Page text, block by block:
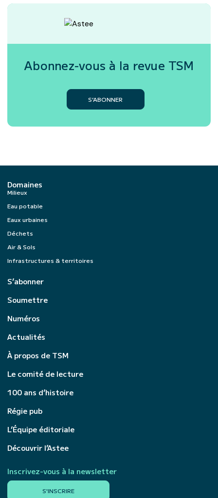
Abonnez-vous à la revue TSM
S’ABONNER
Domaines
Milieux
Eau potable
Eaux urbaines
Déchets
Air & Sols
Infrastructures & territoires
S’abonner
Soumettre
Numéros
Actualités
À propos de TSM
Le comité de lecture
100 ans d’histoire
Régie pub
L’Équipe éditoriale
Découvrir l’Astee
Inscrivez-vous à la newsletter
S'INSCRIRE